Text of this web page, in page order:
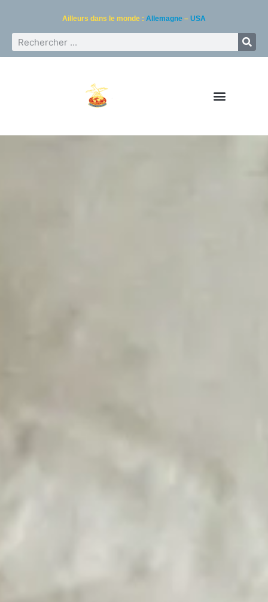
Ailleurs dans le monde : Allemagne – USA